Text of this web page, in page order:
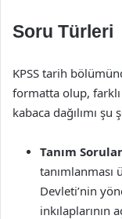
Soru Türleri
KPSS tarih
formatta olup,
kabaca dağılımı şu
Tanım
tanımlanması
Devleti’nin
inkılaplarının